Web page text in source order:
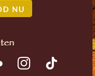
NU